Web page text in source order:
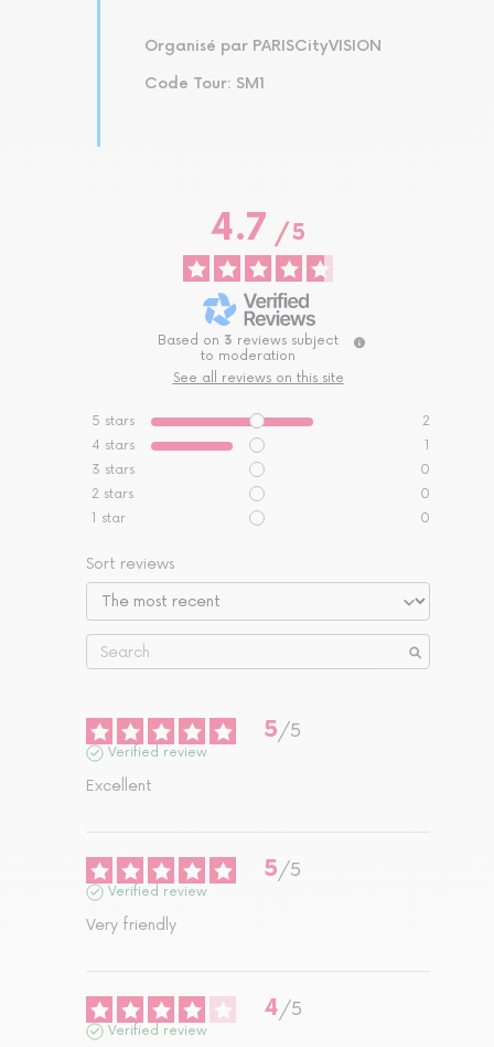
Organisé par PARISCityVISION
Code Tour: SM1
4.7 / 5
Based on 3 reviews subject
to moderation
See all reviews on this site
5 stars
2
4 stars
1
3 stars
0
2 stars
0
1 star 0
Sort reviews
5/5
Verified review
Excellent
5/5
Verified review
Very friendly
4/5
Verified review